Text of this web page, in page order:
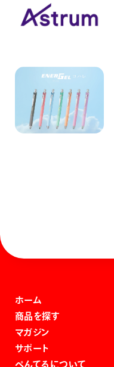
ホーム
商品を探す
マガジン
サポート
ぺんてるについて